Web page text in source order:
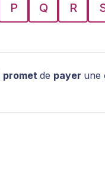
P Q R
promet de payer une